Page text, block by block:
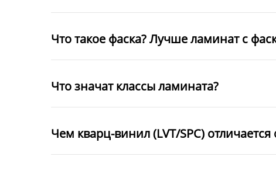
Что такое фаска? Лучше ламинат с
Что значат классы ламината?
Чем кварц-винил (LVT/SPC)